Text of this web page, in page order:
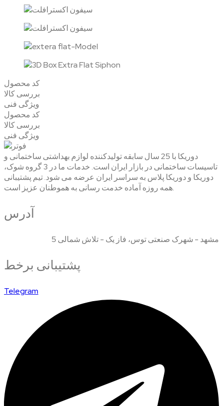
کد محصول
بررسی کالا
ویژگی فنی
کد محصول
بررسی کالا
ویژگی فنی
دوریکا با 25 سال سابقه تولیدکننده لوازم بهداشتی ساختمانی و
تاسیسات ساختمانی در بازار ایران است. خدمات ما در 3 گروه شوک،
دوریکا و دوریکا پلاس به سراسر ایران عرضه می شود. تیم پشتیبانی
همه روزه آماده خدمت رسانی به هموطنان عزیز است.
آدرس
مشهد - شهرک صنعتی توس، فاز یک - تلاش شمالی 5
پشتیبانی برخط
Telegram